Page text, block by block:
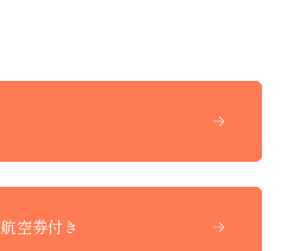
航空券付き